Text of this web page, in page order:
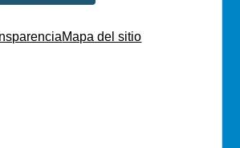
Mapa del sitio